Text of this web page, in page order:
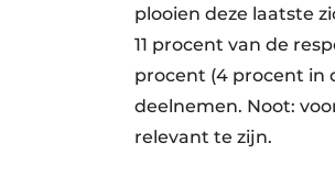
plooien deze laatste
11 procent van de
procent (4 procent in
deelnemen. Noot:
relevant te zijn.